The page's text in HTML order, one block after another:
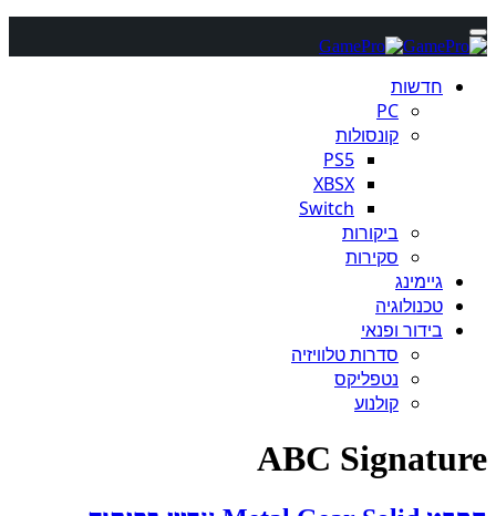
חדשות
PC
קונסולות
PS5
XBSX
Switch
ביקורות
סקירות
גיימינג
טכנולוגיה
בידור ופנאי
סדרות טלוויזיה
נטפליקס
קולנוע
ABC Signature